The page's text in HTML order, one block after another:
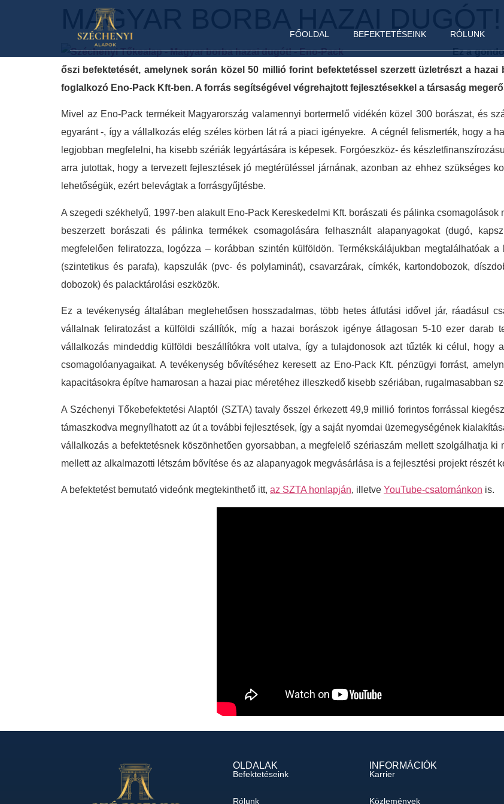
FŐOLDAL BEFEKTETÉSEINK RÓLUNK
MAGYAR BORBA HAZAI DUGÓT!
Ez a
őszi befektetését, amelynek során közel 50 millió forint befektetéssel szerzett üzletrészt a
foglalkozó Eno-Pack Kft-ben. A forrás segítségével végrehajtott fejlesztésekkel a társaság
Mivel az Eno-Pack termékeit Magyarország valamennyi bortermelő vidékén közel 300 borászat, és
egyaránt -, így a vállalkozás elég széles körben lát rá a piaci igényekre. A cégnél felismerték, hogy a
legjobban megfelelni, ha kisebb szériák legyártására is képesek. Forgóeszköz- és
arra jutottak, hogy a tervezett fejlesztések jó megtérüléssel járnának, azonban az ehhez szükséges
lehetőségük, ezért belevágtak a forrásgyűjtésbe.
A szegedi székhelyű, 1997-ben alakult Eno-Pack Kereskedelmi Kft. borászati és pálinka
beszerzett borászati és pálinka termékek csomagolására felhasznált alapanyagokat (dugó,
megfelelően feliratozza, logózza – korábban szintén külföldön. Termékskálájukban megtalálhatóak
(szintetikus és parafa), kapszulák (pvc- és polylaminát), csavarzárak, címkék, kartondobozok,
dobozok) és palacktárolási eszközök.
Ez a tevékenység általában meglehetősen hosszadalmas, több hetes átfutási idővel jár, ráadásul
vállalnak feliratozást a külföldi szállítók, míg a hazai borászok igénye átlagosan 5-10 ezer darab
vállalkozás mindeddig külföldi beszállítókra volt utalva, így a tulajdonosok azt tűzték ki célul, hogy
csomagolóanyagaikat. A tevékenység bővítéséhez keresett az Eno-Pack Kft. pénzügyi forrást,
kapacitásokra építve hamarosan a hazai piac méretéhez illeszkedő kisebb szériában, rugalmasabban
A Széchenyi Tőkebefektetési Alaptól (SZTA) tavaly ősszel érkezett 49,9 millió forintos forrással
támaszkodva megnyílhatott az út a további fejlesztések, így a saját nyomdai üzemegységének
vállalkozás a befektetésnek köszönhetően gyorsabban, a megfelelő szériaszám mellett szolgálhatja
mellett az alkalmazotti létszám bővítése és az alapanyagok megvásárlása is a fejlesztési projekt részét
A befektetést bemutató videónk megtekinthető itt, az SZTA honlapján, illetve YouTube-csatornánkon is.
OLDALAK
Befektetéseink
Rólunk
INFORMÁCIÓK
Karrier
Közlemények